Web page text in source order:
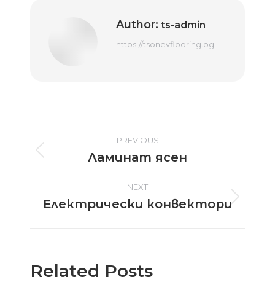
Author: ts-admin
https://tsonevflooring.bg
navigation
PREVIOUS
Previous
Ламинат ясен
NEXT
Next
Електрически конвектори
Related Posts